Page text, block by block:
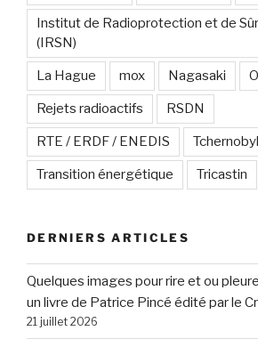
Institut de Radioprotection et de
(IRSN)
La Hague mox Nagasaki
Rejets radioactifs RSDN
RTE / ERDF / ENEDIS Tchernobyl
Transition énergétique Tricastin
DERNIERS ARTICLES
Quelques images pour rire et ou
un livre de Patrice Pincé édité par le
21 juillet 2026